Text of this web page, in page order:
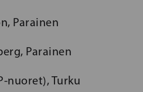
Parainen
Parainen
nuoret), Turku